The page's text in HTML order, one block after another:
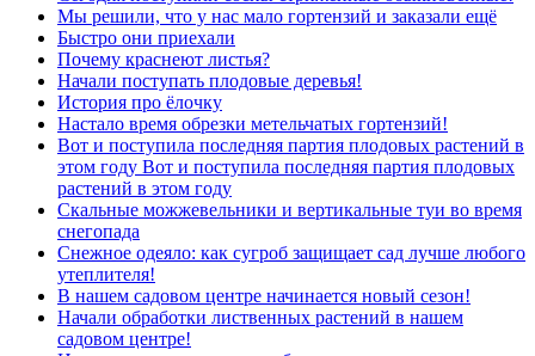
Мы решили, что у нас мало гортензий и заказали ещё
Быстро они приехали
Почему краснеют листья?
Начали поступать плодовые деревья!
История про ёлочку
Настало время обрезки метельчатых гортензий!
Вот и поступила последняя партия плодовых растений в
этом году Вот и поступила последняя партия плодовых
растений в этом году
Скальные можжевельники и вертикальные туи во время
снегопада
Снежное одеяло: как сугроб защищает сад лучше любого
утеплителя!
В нашем садовом центре начинается новый сезон!
Начали обработки лиственных растений в нашем
садовом центре!